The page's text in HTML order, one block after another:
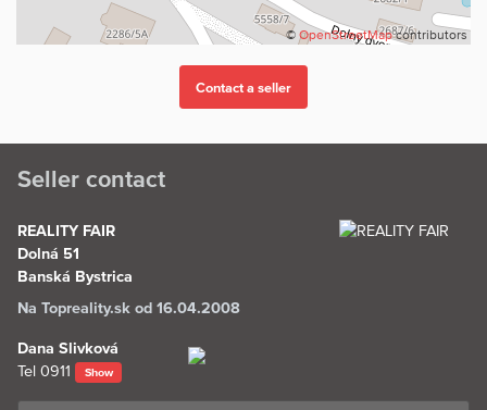
© OpenStreetMapcontributors
Seller contact
REALITY FAIR
Dolná 51
Banská Bystrica
Na Topreality.sk od 16.04.2008
Dana Slivková
Tel 0911 Show